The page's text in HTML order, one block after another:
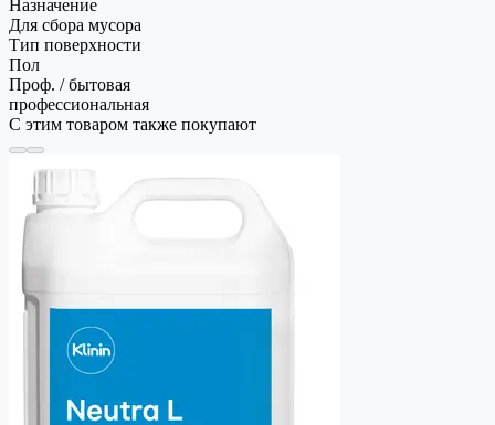
Назначение
Для сбора мусора
Тип поверхности
Пол
Проф. / бытовая
профессиональная
С этим товаром также покупают